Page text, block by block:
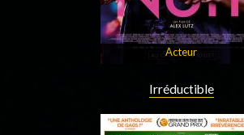
Acteur
Irréductible